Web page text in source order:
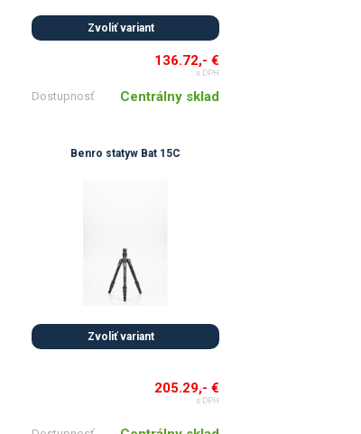
Zvoliť variant
136.72,- €
s DPH
Dostupnosť Centrálny sklad
Benro statyw Bat 15C
Zvoliť variant
205.29,- €
s DPH